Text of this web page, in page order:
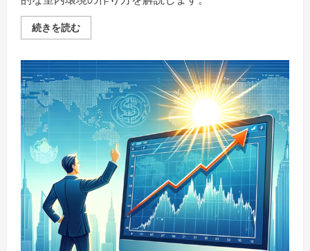
続きを読む加
湿
全
て：
快
適
な
室
内
へ
の
キ
ー
プ
レ
ー
ヤ
ー
の